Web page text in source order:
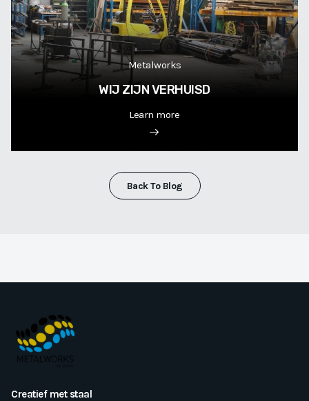
Metalworks
WIJ ZIJN VERHUISD
Learn more
Back To Blog
Creatief met staal